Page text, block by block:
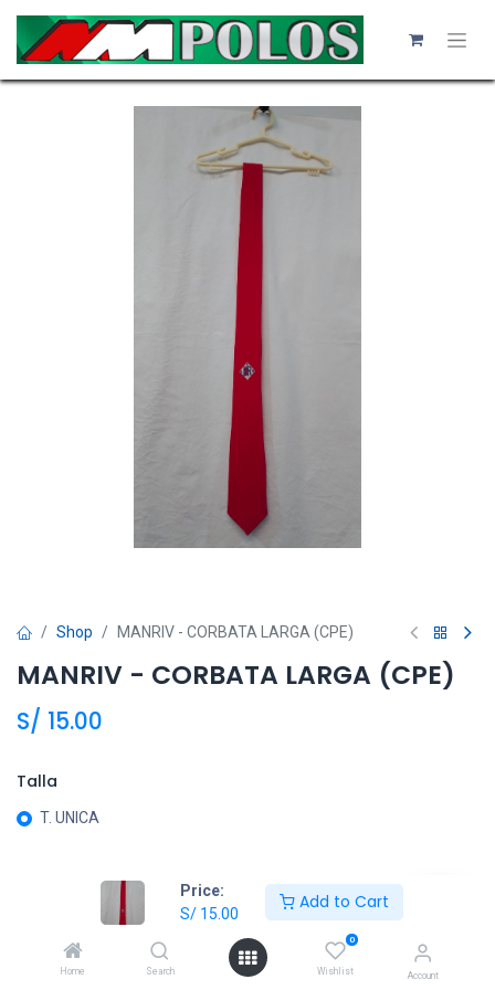
Price:
S/ 15.00
Add to Cart
Home Search
0
Wishlist Account
Shop MANRIV - CORBATA LARGA (CPE)
MANRIV - CORBATA LARGA (CPE)
S/ 15.00
Talla
T. UNICA
Añadir al carrito
Agregar a la lista de deseos